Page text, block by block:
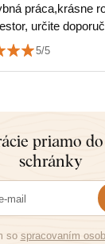
práca,krásne
určite
5/5
priamo do
schránky
so spracovaním